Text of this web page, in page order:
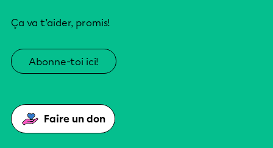
Ça va t’aider, promis!
Abonne-toi ici!
Faire un don